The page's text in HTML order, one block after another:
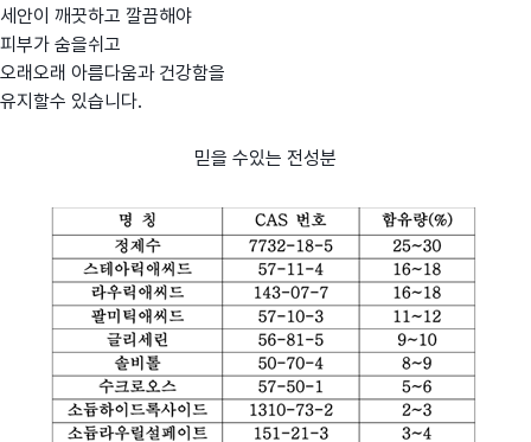
세안이 깨끗하고 깔끔해야
피부가 숨을쉬고
오래오래 아름다움과 건강함을
유지할수 있습니다.
믿을 수있는 전성분